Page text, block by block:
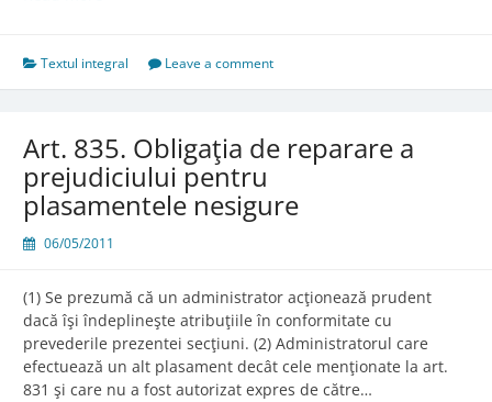
plasamentelor
anterioare
Textul integral Leave a comment
Art. 835. Obligaţia de reparare a
prejudiciului pentru
plasamentele nesigure
06/05/2011
(1) Se prezumă că un administrator acţionează prudent
dacă îşi îndeplineşte atribuţiile în conformitate cu
prevederile prezentei secţiuni. (2) Administratorul care
efectuează un alt plasament decât cele menţionate la art.
831 şi care nu a fost autorizat expres de către…